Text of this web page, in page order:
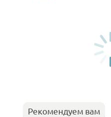
Рекомендуем вам